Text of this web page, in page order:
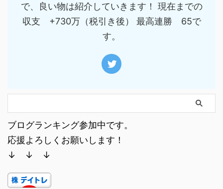
で、良い物は紹介していきます！ 現在までの
収支 +730万（税引き後） 最高連勝 65で
す。
ブログランキング参加中です。
応援よろしくお願いします！
↓ ↓ ↓